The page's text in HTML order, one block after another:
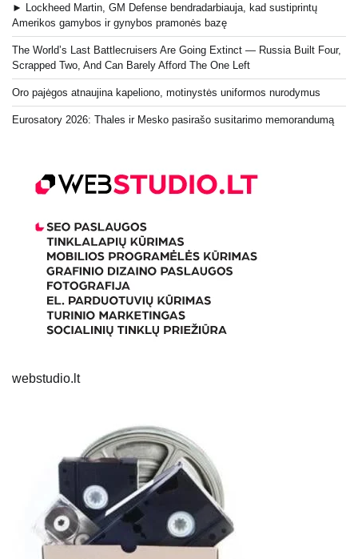
► Lockheed Martin, GM Defense bendradarbiauja, kad sustiprintų
Amerikos gamybos ir gynybos pramonės bazę
The World’s Last Battlecruisers Are Going Extinct — Russia Built Four,
Scrapped Two, And Can Barely Afford The One Left
Oro pajėgos atnaujina kapeliono, motinystės uniformos nurodymus
Eurosatory 2026: Thales ir Mesko pasirašo susitarimo memorandumą
webstudio.lt